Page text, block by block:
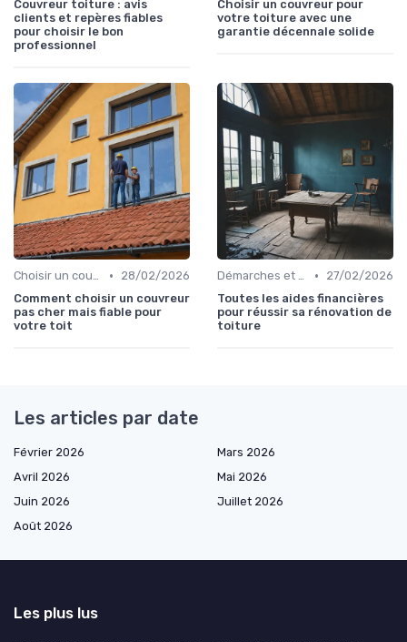
Couvreur toiture : avis
clients et repères fiables
pour choisir le bon
professionnel
Choisir un couvreur pour
votre toiture avec une
garantie décennale solide
Choisir un couvreur •
28/02/2026
Comment choisir un couvreur
pas cher mais fiable pour
votre toit
Démarches et garanties •
27/02/2026
Toutes les aides financières
pour réussir sa rénovation de
toiture
Les articles par date
Février 2026
Mars 2026
Avril 2026
Mai 2026
Juin 2026
Juillet 2026
Août 2026
Les plus lus